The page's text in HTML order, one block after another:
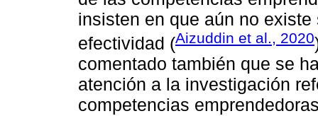
insisten en que aún no
efectividad (Aizuddin et al., 2020
comentado también que se
atención a la investigación
competencias